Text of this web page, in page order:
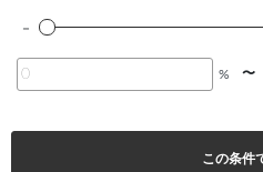
% 〜
この条件